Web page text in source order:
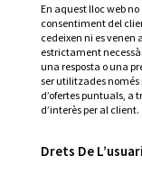
En aquest lloc web
consentiment del
cedeixen ni es venen
estrictament
una resposta o una
ser utilitzades només
d’ofertes puntuals, a
d’interès per al client.
Drets De L’usuari